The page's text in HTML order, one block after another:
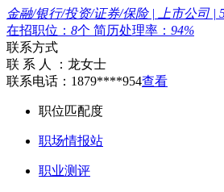
金融/银行/投资/证券/保险 | 上市公司 |
在招职位： 8个 简历处理率： 94%
联系方式
联 系 人 ： 龙女士
联系电话： 1879****954查看
职位匹配度
职场情报站
职业测评